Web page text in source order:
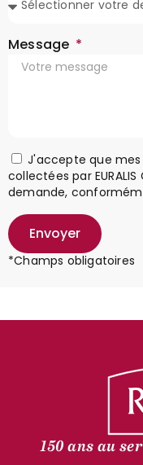
Message
J'accepte que
collectées par
demande,
Envoyer
*Champs obligatoires
150 ans au